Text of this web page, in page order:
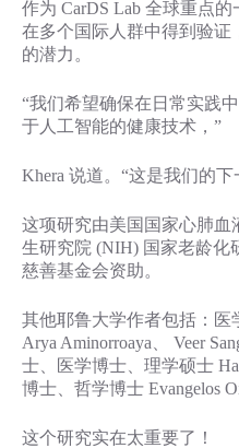
作为 CarDS Lab 全球重点
在多个国际人群中得到验证
的潜力。
“我们希望确保在日常实践
于人工智能的健康技术，”
Khera 说道。“这是我们的
这项研究由美国国家心肺血
生研究院 (NIH) 国家老龄化
慈善基金会资助。
其他耶鲁大学作者包括：医
Arya Aminorroaya、 Veer
士、医学博士、理学硕士
博士、哲学博士 Evangelos
这个研究实在太重要了！